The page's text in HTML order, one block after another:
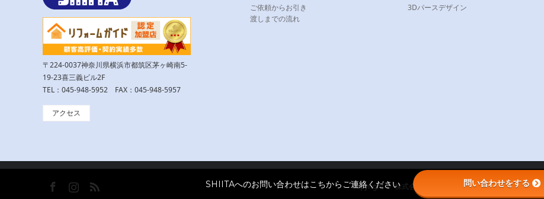
ご依頼からお引き
渡しまでの流れ
3Dパースデザイン
〒224-0037神奈川県横浜市都筑区茅ヶ崎南5-
19-23喜三義ビル2F
TEL：045-948-5952 FAX：045-948-5957
アクセス
Copyright ©株式会社SHIITA
SHIITAへのお問い合わせはこちからご連絡ください 問い合わせをする